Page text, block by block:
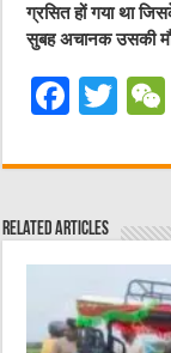
ग्रसित हों गया था
सुबह अचानक उसकी
F
c
e
b
o
o
T
it
r
Related Articles